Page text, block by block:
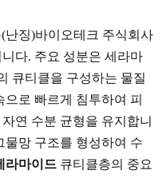
(난징)바이오테크 주식회사
다. 주요 성분은 세라마
큐티클을 구성하는 물질
로 빠르게 침투하여 피
연 수분 균형을 유지합니
물망 구조를 형성하여 수
라마이드 큐티클층의 중요